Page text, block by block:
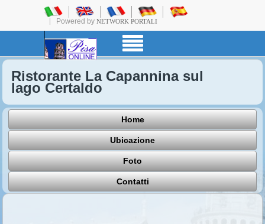
Powered by NETWORK PORTALI
Ristorante La Capannina sul
lago Certaldo
Home
Ubicazione
Foto
Contatti